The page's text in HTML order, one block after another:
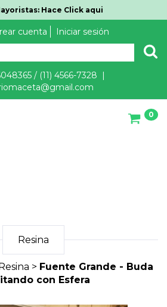
Hace Click aqui
cuenta Iniciar sesión
/ (11) 4566-7328 |
0
Resina
> Fuente Grande - Buda
con Esfera